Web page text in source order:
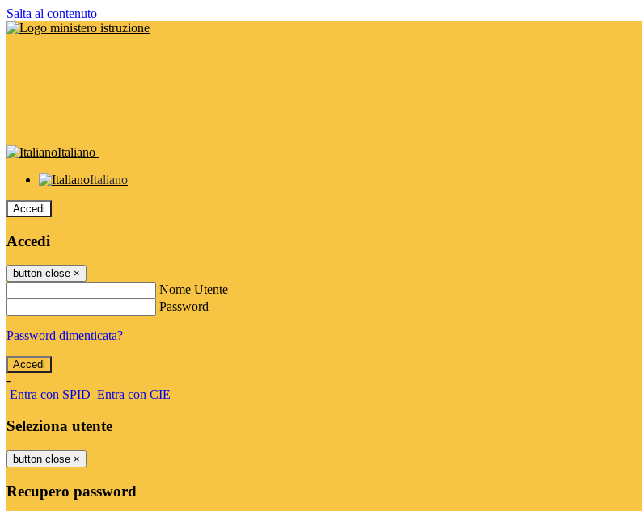
Salta al contenuto
Italiano
Italiano
Accedi
Accedi
button close ×
Nome Utente
Password
Password dimenticata?
-
Entra con SPID Entra con CIE
Seleziona utente
button close ×
Recupero password